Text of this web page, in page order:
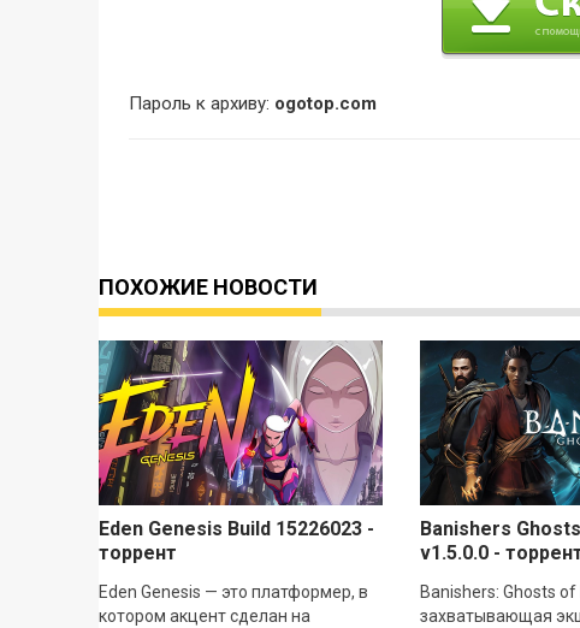
Пароль к архиву: ogotop.com
ПОХОЖИЕ НОВОСТИ
Eden Genesis Build 15226023 -
торрент
Eden Genesis — это платформер, в
котором акцент сделан на
Banishers
v1.5.0.0 -
Banishers: Ghosts
захватывающая